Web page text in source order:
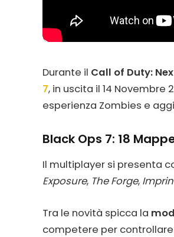
Durante il Call of Duty:
7, in uscita il 14
esperienza Zombies e
Black Ops 7: 18
Il multiplayer si presenta
Exposure, The Forge,
Tra le novità spicca la
competere per